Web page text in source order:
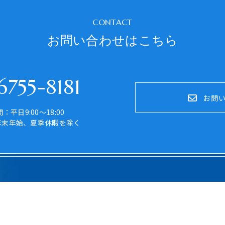
CONTACT
お問い合わせはこちら
8181
：平日9:00～18:00
年始、夏季休暇を除く
お問